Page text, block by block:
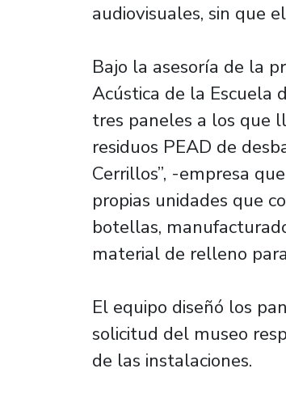
audiovisuales, sin que
Bajo la asesoría de la
Acústica de la Escuela
tres paneles a los que
residuos PEAD de
Cerrillos”, -empresa
propias unidades que
botellas,
material de relleno
El equipo diseñó los
solicitud del museo
de las instalaciones.